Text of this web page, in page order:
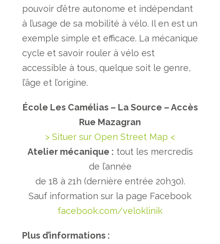
pouvoir d’être autonome et indépendant
à l’usage de sa mobilité à vélo. Il en est un
exemple simple et efficace. La mécanique
cycle et savoir rouler à vélo est
accessible à tous, quelque soit le genre,
l’âge et l’origine.
École Les Camélias – La Source – Accès
Rue Mazagran
> Situer sur Open Street Map <
Atelier mécanique : tout les mercredis
de l’année
de 18 à 21h (dernière entrée 20h30).
Sauf information sur la page Facebook
facebook.com/veloklinik
Plus d’informations :